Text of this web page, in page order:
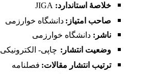
خلاصۀ استاندارد: JIGA
صاحب امتیاز: دانشگاه خوارزمی
ناشر: دانشگاه خوارزمی
وضعیت انتشار: چاپی- الکترونیکی
ترتیب انتشار مقالات: فصلنامه